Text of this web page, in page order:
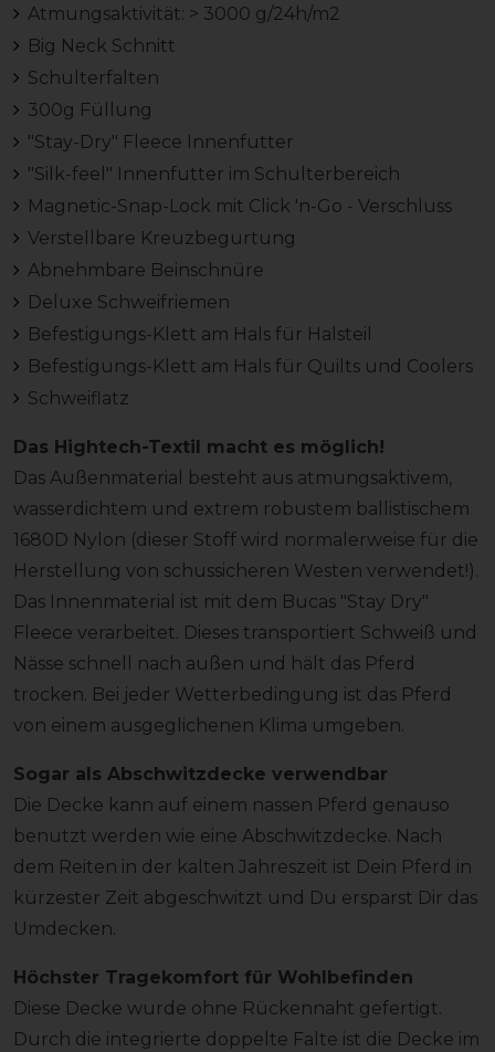
Atmungsaktivität: > 3000 g/24h/m2
Big Neck Schnitt
Schulterfalten
300g Füllung
"Stay-Dry" Fleece Innenfutter
"Silk-feel" Innenfutter im Schulterbereich
Magnetic-Snap-Lock mit Click 'n-Go - Verschluss
Verstellbare Kreuzbegurtung
Abnehmbare Beinschnüre
Deluxe Schweifriemen
Befestigungs-Klett am Hals für Halsteil
Befestigungs-Klett am Hals für Quilts und Coolers
Schweiflatz
Das Hightech-Textil macht es möglich!
Das Außenmaterial besteht aus atmungsaktivem,
wasserdichtem und extrem robustem ballistischem
1680D Nylon (dieser Stoff wird normalerweise für die
Herstellung von schussicheren Westen verwendet!).
Das Innenmaterial ist mit dem Bucas "Stay Dry"
Fleece verarbeitet. Dieses transportiert Schweiß und
Nässe schnell nach außen und hält das Pferd
trocken. Bei jeder Wetterbedingung ist das Pferd
von einem ausgeglichenen Klima umgeben.
Sogar als Abschwitzdecke verwendbar
Die Decke kann auf einem nassen Pferd genauso
benutzt werden wie eine Abschwitzdecke. Nach
dem Reiten in der kalten Jahreszeit ist Dein Pferd in
kürzester Zeit abgeschwitzt und Du ersparst Dir das
Umdecken.
Höchster Tragekomfort für Wohlbefinden
Diese Decke wurde ohne Rückennaht gefertigt.
Durch die integrierte doppelte Falte ist die Decke im